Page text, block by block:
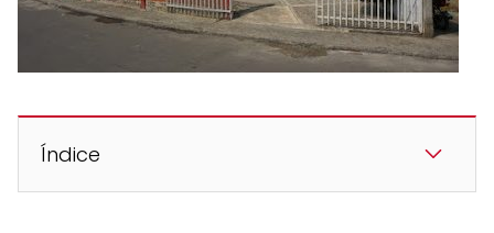
Índice